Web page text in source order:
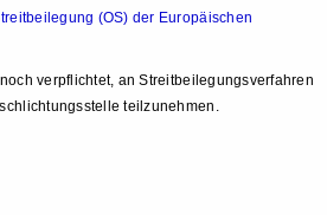
(OS) der Europäischen
verpflichtet, an Streitbeilegungsverfahren
teilzunehmen.